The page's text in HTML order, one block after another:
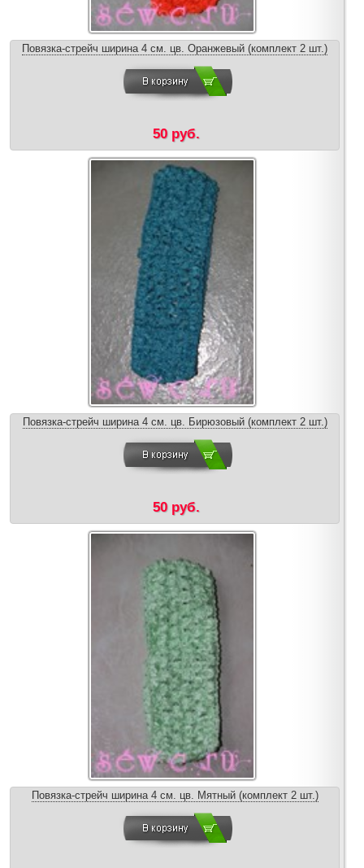
Повязка-стрейч ширина 4 см. цв. Оранжевый (комплект 2 шт.)
50 руб.
Повязка-стрейч ширина 4 см. цв. Бирюзовый (комплект 2 шт.)
50 руб.
Повязка-стрейч ширина 4 см. цв. Мятный (комплект 2 шт.)